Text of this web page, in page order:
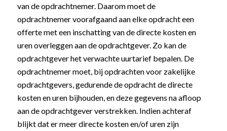
van de opdrachtnemer. Daarom moet de
opdrachtnemer voorafgaand aan elke opdracht een
offerte met een inschatting van de directe kosten en
uren overleggen aan de opdrachtgever. Zo kan de
opdrachtgever het verwachte uurtarief bepalen. De
opdrachtnemer moet, bij opdrachten voor zakelijke
opdrachtgevers, gedurende de opdracht de directe
kosten en uren bijhouden, en deze gegevens na afloop
aan de opdrachtgever verstrekken. Indien achteraf
blijkt dat er meer directe kosten en/of uren zijn